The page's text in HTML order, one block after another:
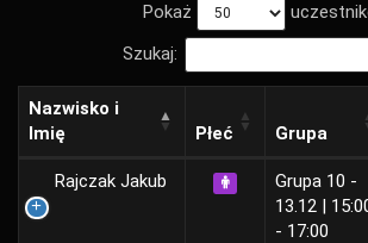
Pokaż
Szukaj:
Nazwisko i
Imię
Płeć Grupa
Rajczak Jakub
Grupa 10 -
13.12 |
- 17:00